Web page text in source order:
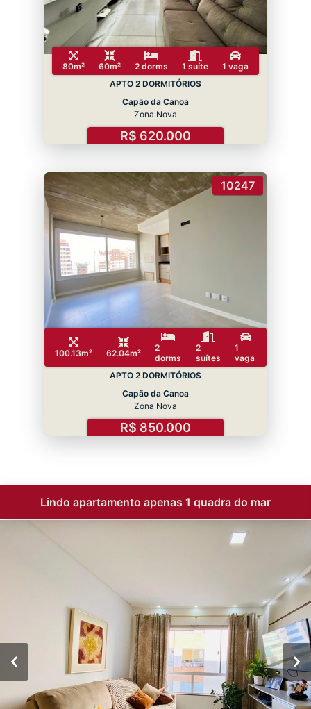
80m² 60m² 2 dorms 1 suíte
1 vaga
APTO 2 DORMITÓRIOS
Capão da Canoa
Zona Nova
R$ 620.000
10247
100.13m² 62.04m²
2
dorms
2
suítes
1
vaga
APTO 2 DORMITÓRIOS
Capão da Canoa
Zona Nova
R$ 850.000
Lindo apartamento apenas 1 quadra do mar